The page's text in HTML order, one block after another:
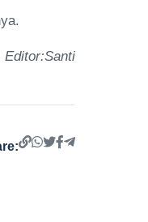
Editor:Santi